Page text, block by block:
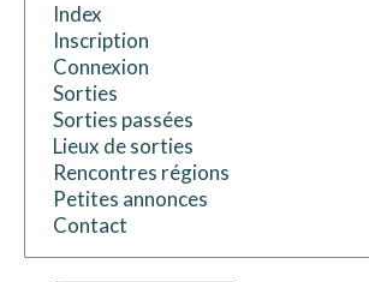
Index
Inscription
Connexion
Sorties
Sorties passées
Lieux de sorties
Rencontres régions
Petites annonces
Contact